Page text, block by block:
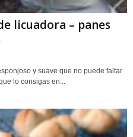
licuadora – panes
y suave que no puede faltar
lo consigas en...